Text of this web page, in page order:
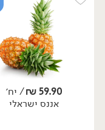
יח׳
59.90
₪/ יח׳
אננס ישראלי